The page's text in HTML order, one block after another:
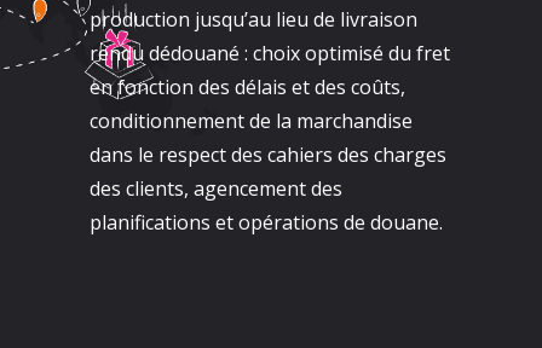
production jusqu’au lieu de livraison
rendu dédouané : choix optimisé du fret
en fonction des délais et des coûts,
conditionnement de la marchandise
dans le respect des cahiers des charges
des clients, agencement des
planifications et opérations de douane.